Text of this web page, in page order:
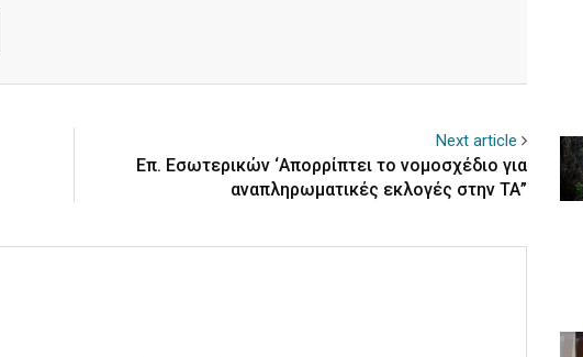
Next article
Επ. Εσωτερικών ‘Απορρίπτει το νομοσχέδιο για
αναπληρωματικές εκλογές στην ΤΑ”